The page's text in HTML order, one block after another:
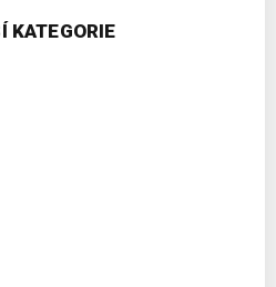
KATEGORIE